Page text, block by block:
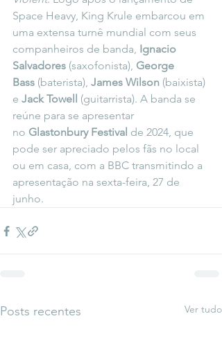
Space Heavy, King Krule embarcou em
uma extensa turnê mundial com seus
companheiros de banda, Ignacio
Salvadores (saxofonista), George
Bass (baterista), James Wilson (baixista)
e Jack Towell
(guitarrista). A banda se
reúne para se apresentar
no Glastonbury Festival de 2024, que
pode ser apreciado pelos fãs no local
ou em casa, com a BBC transmitindo a
apresentação na sexta-feira, 27 de
junho.
Posts recentes Ver tudo